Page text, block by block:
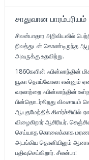
சாதுவான பாரம்பரியம்
சிலன்பாதார அறிவியவில்
நிலத்துடன் கொண்டிருந்த
அவருக்கு உதவிற்று.
1860களின் ஃபின்லாந்தின்
யூகா தொய்வோலா என்னும்
வரலாற்றை ஃபின்லாந்தின்
பின்தொடர்கிறது விவசாயம்
ஆயுதமேந்திக் கிளர்ச்சியில்
விழைகிறார் ஆசிரியர்.
செய்யாத கொலைக்காக
அடங்கிய தொனியிலும்
பதிவுசெய்கிறார். சீலன்பா: